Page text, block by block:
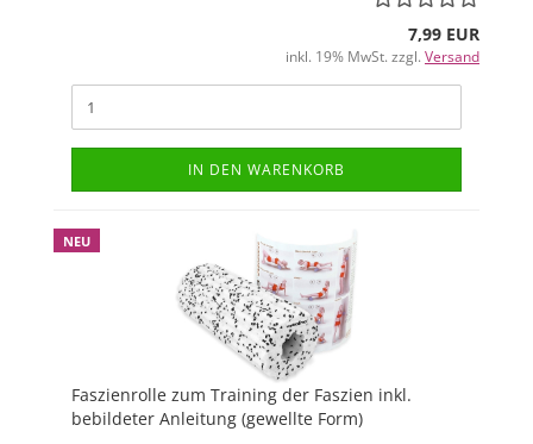
7,99 EUR
inkl. 19% MwSt. zzgl. Versand
IN DEN WARENKORB
NEU
Faszienrolle zum Training der Faszien inkl.
bebildeter Anleitung (gewellte Form)